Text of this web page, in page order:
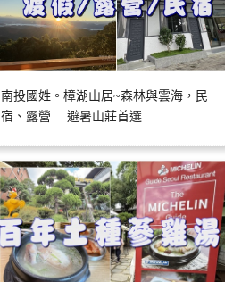
南投國姓。樟湖山居~森林與雲海，民
宿、露營….避暑山莊首選